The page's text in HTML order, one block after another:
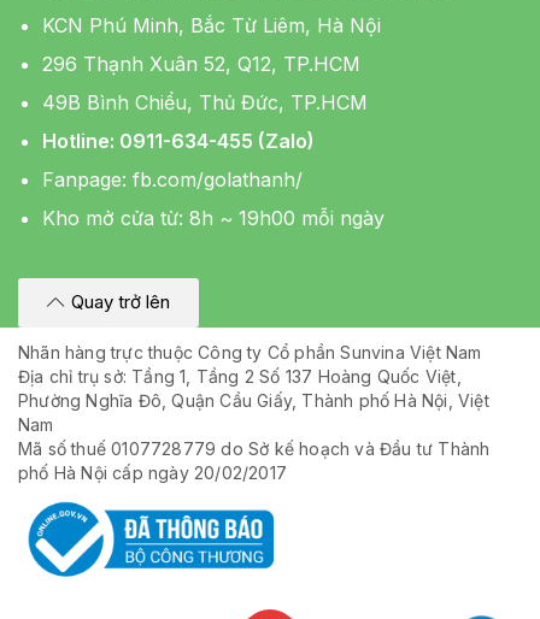
KCN Phú Minh, Bắc Từ Liêm, Hà Nội
296 Thạnh Xuân 52, Q12, TP.HCM
49B Bình Chiểu, Thủ Đức, TP.HCM
Hotline: 0911-634-455 (Zalo)
Fanpage: fb.com/golathanh/
Kho mở cửa từ: 8h ~ 19h00 mỗi ngày
Quay trở lên
Nhãn hàng trực thuộc Công ty Cổ phần Sunvina Việt Nam
Địa chỉ trụ sở: Tầng 1, Tầng 2 Số 137 Hoàng Quốc Việt,
Phường Nghĩa Đô, Quận Cầu Giấy, Thành phố Hà Nội, Việt
Nam
Mã số thuế 0107728779 do Sở kế hoạch và Đầu tư Thành
phố Hà Nội cấp ngày 20/02/2017